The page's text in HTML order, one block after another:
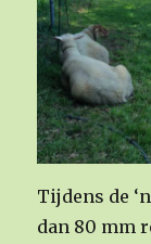
Tijdens de
dan 80 mm